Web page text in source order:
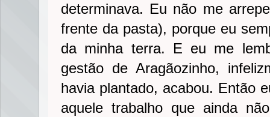
determinava. Eu não me
frente da pasta), porque eu
da minha terra. E eu me
gestão de Aragãozinho,
havia plantado, acabou. Então
aquele trabalho que ainda